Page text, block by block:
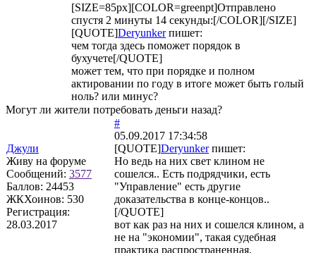
[SIZE=85px][COLOR=greenpt]Отправлено
спустя 2 минуты 14 секунды:[/COLOR][/SIZE]
[QUOTE]Deryunkerпишет:
чем тогда здесь поможет порядок в
бухучете[/QUOTE]
может тем, что при порядке и полном
актировании по году в итоге может быть голый
ноль? или минус?
Могут ли жители потребовать деньги назад?
Джули
Живу на форуме
Сообщений: 3577
Баллов: 24453
ЖКХоинов: 530
Регистрация:
28.03.2017
#
05.09.2017 17:34:58
[QUOTE]Deryunkerпишет:
Но ведь на них свет клином не
сошелся.. Есть подрядчики, есть
"Управление" есть другие
доказательства в конце-концов..
[/QUOTE]
вот как раз на них и сошелся клином, а
не на "экономии", такая судебная
практика распространенная.